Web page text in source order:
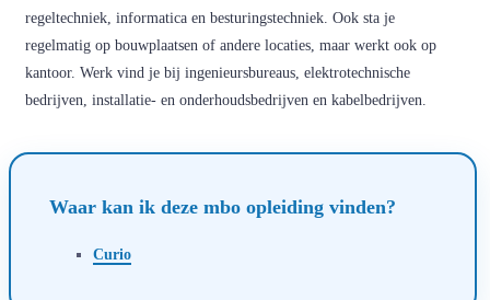
regeltechniek, informatica en besturingstechniek. Ook sta je
regelmatig op bouwplaatsen of andere locaties, maar werkt ook op
kantoor. Werk vind je bij ingenieursbureaus, elektrotechnische
bedrijven, installatie- en onderhoudsbedrijven en kabelbedrijven.
Waar kan ik deze mbo opleiding vinden?
Curio